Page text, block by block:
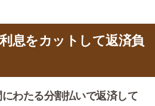
息をカットして返済負
わたる分割払いで返済して